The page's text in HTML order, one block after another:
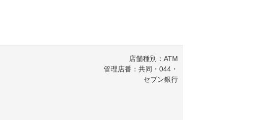
店舗種別：ATM
管理店番：共同・044・
セブン銀行